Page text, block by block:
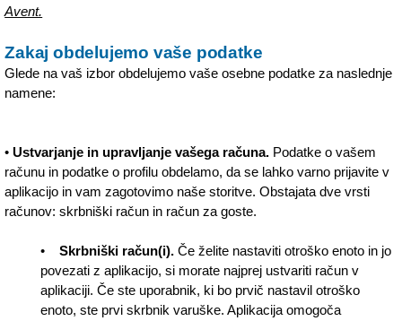
Avent.
Zakaj obdelujemo vaše podatke
Glede na vaš izbor obdelujemo vaše osebne podatke za naslednje
namene:
•Ustvarjanje in upravljanje vašega računa. Podatke o vašem
računu in podatke o profilu obdelamo, da se lahko varno prijavite v
aplikacijo in vam zagotovimo naše storitve. Obstajata dve vrsti
računov: skrbniški račun in račun za goste.
•Skrbniški račun(i). Če želite nastaviti otroško enoto in jo
povezati z aplikacijo, si morate najprej ustvariti račun v
aplikaciji. Če ste uporabnik, ki bo prvič nastavil otroško
enoto, ste prvi skrbnik varuške. Aplikacija omogoča